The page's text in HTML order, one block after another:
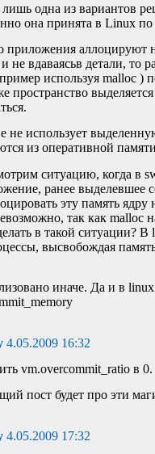
лишь одна из вариантов
она принята в Linux
приложения
не вдаваясьв детали, то
используя malloc )
пространство
не использует
из оперативной
ситуацию, когда в
ранее выделевшее
эту память
так как malloc
в такой ситуации? В
высвобождая
иначе. Да и в
4.05.2009 16:32
vm.overcommit_ratio в 0.
пост будет про эти
4.05.2009 17:32